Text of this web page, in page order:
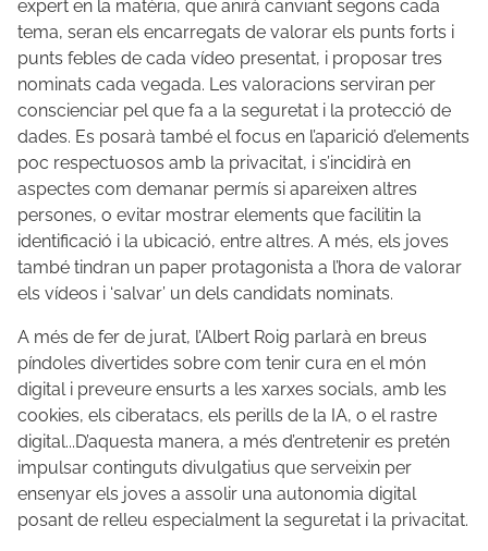
expert en la matèria, que anirà canviant segons cada
tema, seran els encarregats de valorar els punts forts i
punts febles de cada vídeo presentat, i proposar tres
nominats cada vegada. Les valoracions serviran per
conscienciar pel que fa a la seguretat i la protecció de
dades. Es posarà també el focus en l’aparició d’elements
poc respectuosos amb la privacitat, i s’incidirà en
aspectes com demanar permís si apareixen altres
persones, o evitar mostrar elements que facilitin la
identificació i la ubicació, entre altres. A més, els joves
també tindran un paper protagonista a l’hora de valorar
els vídeos i ‘salvar’ un dels candidats nominats.
A més de fer de jurat, l’Albert Roig parlarà en breus
píndoles divertides sobre com tenir cura en el món
digital i preveure ensurts a les xarxes socials, amb les
cookies, els ciberatacs, els perills de la IA, o el rastre
digital...D’aquesta manera, a més d’entretenir es pretén
impulsar continguts divulgatius que serveixin per
ensenyar els joves a assolir una autonomia digital
posant de relleu especialment la seguretat i la privacitat.